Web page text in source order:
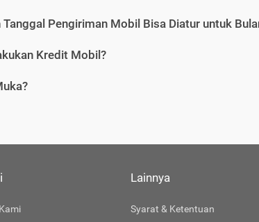
Pengiriman Mobil Bisa Diatur untuk
Kredit Mobil?
Lainnya
Syarat & Ketentuan